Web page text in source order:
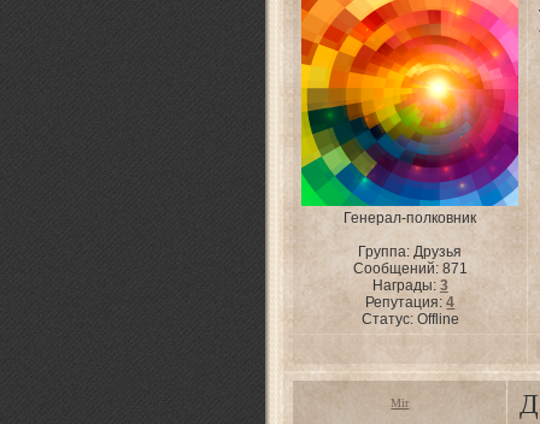
Генерал-полковник
Группа: Друзья
Сообщений: 871
Награды: 3
Репутация:4
Статус: Offline
Mir